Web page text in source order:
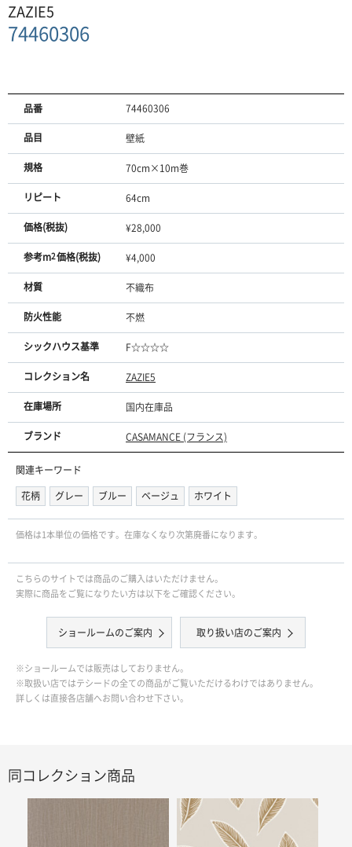
ZAZIE5
74460306
品番 74460306
品目 壁紙
規格 70cm×10m巻
リピート 64cm
価格(税抜) ¥28,000
参考m2価格(税抜) ¥4,000
材質 不織布
防火性能 不燃
シックハウス基準 F☆☆☆☆
コレクション名 ZAZIE5
在庫場所 国内在庫品
ブランド CASAMANCE (フランス)
関連キーワード
花柄
グレー ブルー ベージュ ホワイト
価格は1本単位の価格です。在庫なくなり次第廃番になります。
こちらのサイトでは商品のご購入はいただけません。
実際に商品をご覧になりたい方は以下をご確認ください。
ショールームのご案内 取り扱い店のご案内
※ショールームでは販売はしておりません。
※取扱い店ではテシードの全ての商品がご覧いただけるわけではありません。
詳しくは直接各店舗へお問い合わせ下さい。
同コレクション商品